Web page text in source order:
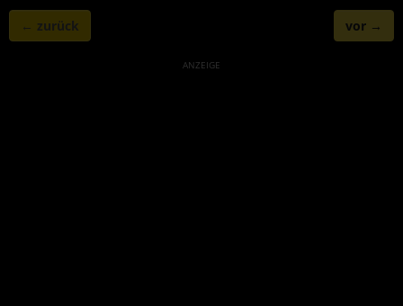
← zurück vor →
ANZEIGE